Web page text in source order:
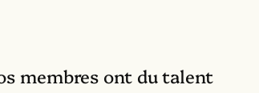
membres ont du talent